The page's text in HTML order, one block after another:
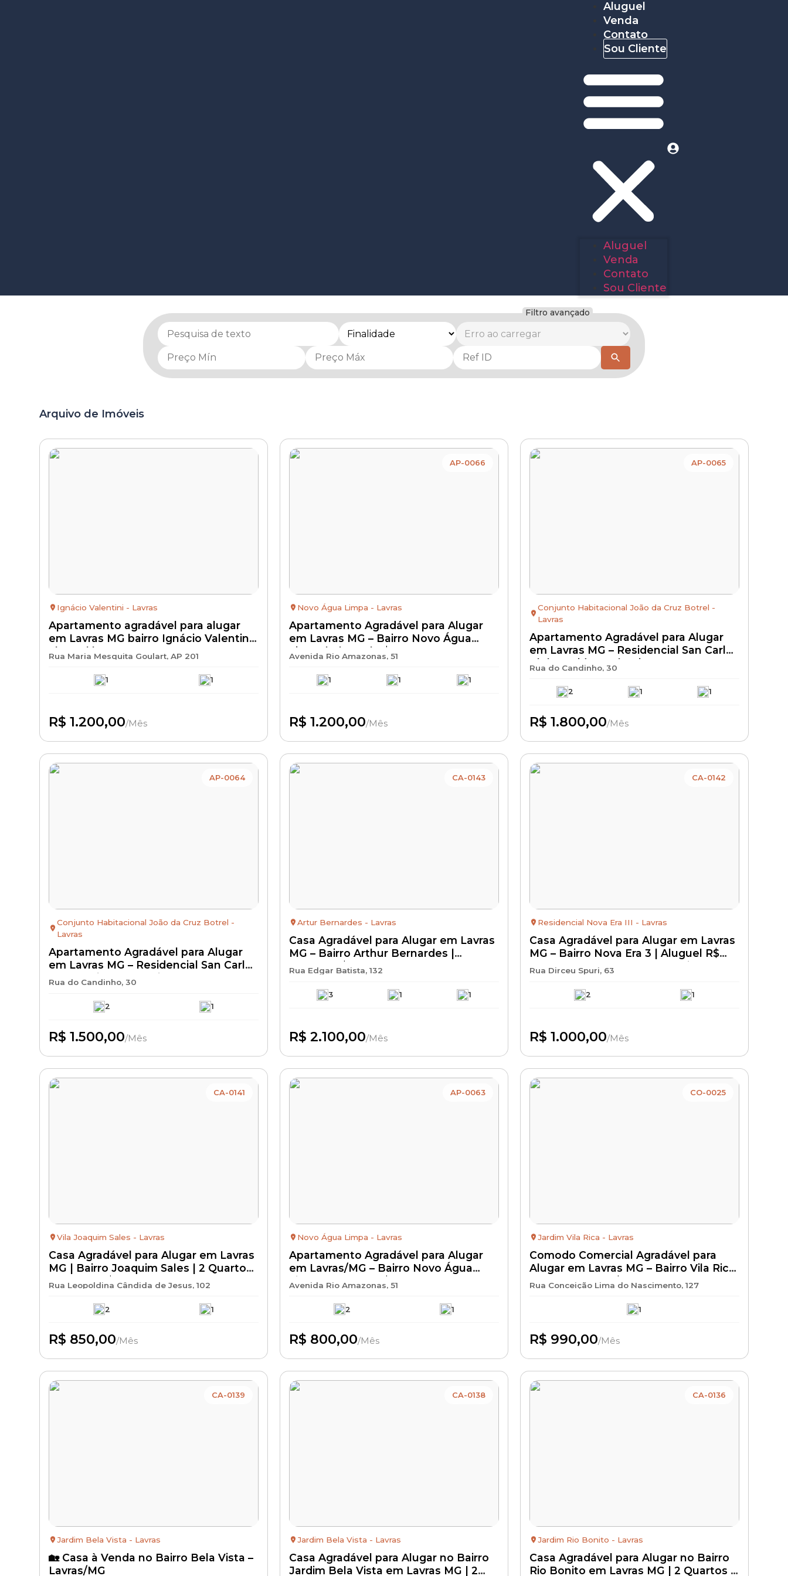
Aluguel
Venda
Contato
Sou Cliente
Aluguel
Venda
Contato
Sou Cliente
Filtro avançado
Arquivo de Imóveis
Ignácio Valentini - Lavras
Apartamento agradável para alugar
em Lavras MG bairro Ignácio Valentini–
aluguel barato 1.200,00 + IPTU +
Rua Maria Mesquita Goulart, AP 201
1 1
R$ 1.200,00/Mês
AP-0066
Novo Água Limpa - Lavras
Apartamento Agradável para Alugar
em Lavras MG – Bairro Novo Água
Limpa | Aluguel R$ 1.200 + IPTU +
Residencial com Excelente
Localização
Avenida Rio Amazonas, 51
1 1 1
R$ 1.200,00/Mês
AP-0065
Conjunto Habitacional João da Cruz Botrel -
Lavras
Apartamento Agradável para Alugar
em Lavras MG – Residencial San Carlos
Club Residence | Bairro Novo
Seguro Incêndio | Apartamento
Residencial com Excelente
Localização
Rua do Candinho, 30
2 1 1
R$ 1.800,00/Mês
AP-0064
Conjunto Habitacional João da Cruz Botrel -
Lavras
Apartamento Agradável para Alugar
em Lavras MG – Residencial San Carlos
Club Residence | Bairro Novo
Horizonte | Aluguel R$ 1.500 + IPTU +
Seguro Incêndio | Apartamento
Residencial com Excelente
Localização
Rua do Candinho, 30
2 1
R$ 1.500,00/Mês
CA-0143
Artur Bernardes - Lavras
Casa Agradável para Alugar em Lavras
MG – Bairro Arthur Bernardes |
Aluguel R$ 2.100 + IPTU + Seguro
Incêndio | Casa Residencial com
Excelente Localização
Rua Edgar Batista, 132
3 1 1
R$ 2.100,00/Mês
CA-0142
Residencial Nova Era III - Lavras
Casa Agradável para Alugar em Lavras
MG – Bairro Nova Era 3 | Aluguel R$
1.000 + IPTU + Seguro Incêndio | Casa
Residencial com Excelente
Localização
Rua Dirceu Spuri, 63
2 1
R$ 1.000,00/Mês
CA-0141
Vila Joaquim Sales - Lavras
Casa Agradável para Alugar em Lavras
MG | Bairro Joaquim Sales | 2 Quartos
| Aluguel R$ 850 + IPTU + Seguro
Rua Leopoldina Cândida de Jesus, 102
2 1
R$ 850,00/Mês
AP-0063
Novo Água Limpa - Lavras
Apartamento Agradável para Alugar
em Lavras/MG – Bairro Novo Água
Limpa | Aluguel R$ 800 + IPTU +
Avenida Rio Amazonas, 51
2 1
R$ 800,00/Mês
CO-0025
Jardim Vila Rica - Lavras
Comodo Comercial Agradável para
Alugar em Lavras MG – Bairro Vila Rica
– Locação por R$ 990 + IPTU + Seguro
Excelente Localização
Rua Conceição Lima do Nascimento, 127
1
R$ 990,00/Mês
CA-0139
Jardim Bela Vista - Lavras
🏡 Casa à Venda no Bairro Bela Vista –
Lavras/MG
CA-0138
Jardim Bela Vista - Lavras
Casa Agradável para Alugar no Bairro
Jardim Bela Vista em Lavras MG | 2
CA-0136
Jardim Rio Bonito - Lavras
Casa Agradável para Alugar no Bairro
Rio Bonito em Lavras MG | 2 Quartos |